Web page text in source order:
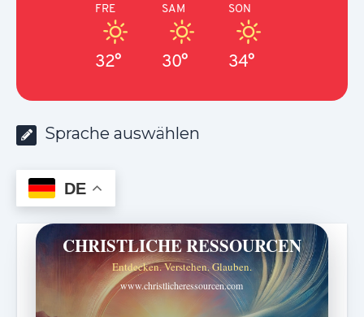
FRE
32°
SAM
30°
SON
34°
Sprache auswählen
DE
CHRISTLICHE RESSOURCEN
Entdecken. Verstehen. Glauben.
www.christlicheressourcen.com